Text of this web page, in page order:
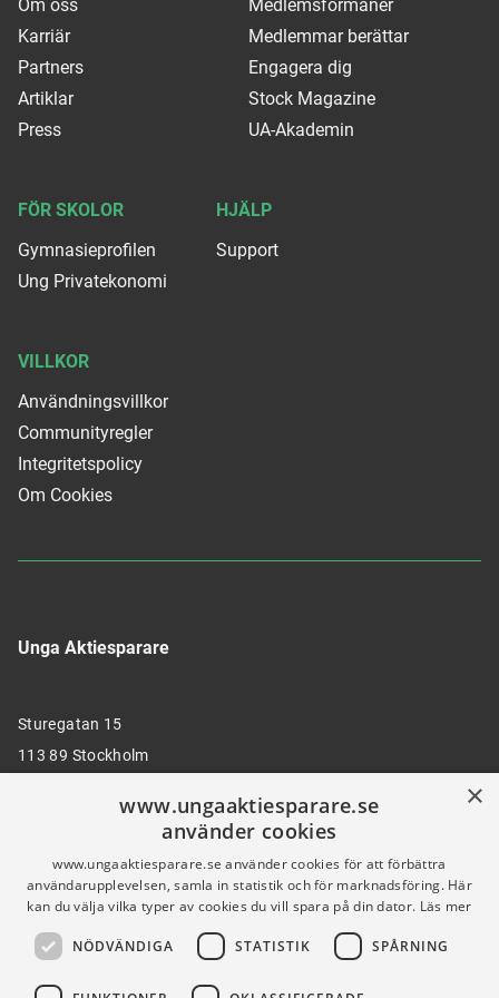
Unga Aktiesparare
Sturegatan 15
113 89 Stockholm
info@ungaaktiesparare.se
Följ oss gärna på sociala medier
Om oss
Karriär
Partners
Artiklar
Press
Medlemsförmåner
Medlemmar berättar
Engagera dig
Stock Magazine
UA-Akademin
FÖR SKOLOR
Gymnasieprofilen
Ung Privatekonomi
HJÄLP
Support
VILLKOR
Användningsvillkor
Communityregler
Integritetspolicy
Om Cookies
×
www.ungaaktiesparare.se
använder cookies
www.ungaaktiesparare.se använder cookies för att förbättra
användarupplevelsen, samla in statistik och för marknadsföring. Här
kan du välja vilka typer av cookies du vill spara på din dator. Läs mer
NÖDVÄNDIGA STATISTIK SPÅRNING